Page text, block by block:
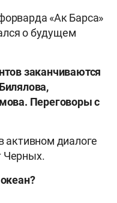
«Ак Барса»
о будущем
заканчиваются
Переговоры с
активном диалоге
Черных.